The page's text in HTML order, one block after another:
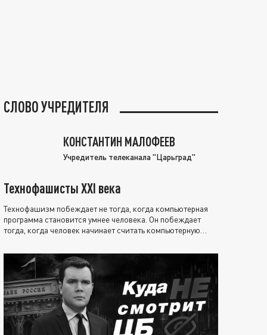
СЛОВО УЧРЕДИТЕЛЯ
КОНСТАНТИН МАЛОФЕЕВ
Учредитель телеканала "Царьград"
Технофашисты XXI века
Технофашизм побеждает не тогда, когда компьютерная
программа становится умнее человека. Он побеждает
тогда, когда человек начинает считать компьютерную